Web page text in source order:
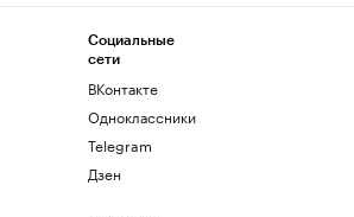
Социальные
сети
ВКонтакте
Одноклассники
Telegram
Дзен